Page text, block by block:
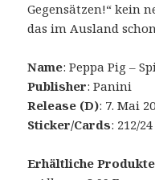
Gegensätzen!“ kein
das im Ausland
Name: Peppa Pig –
Publisher: Panini
Release (D): 7. Mai
Sticker/Cards: 212/24
Erhältliche Produkte